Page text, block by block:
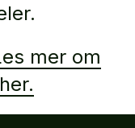
mer om